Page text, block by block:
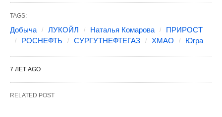
TAGS:
Добыча ЛУКОЙЛ Наталья Комарова
ПРИРОСТ
РОСНЕФТЬ
СУРГУТНЕФТЕГАЗ ХМАО Югра
7 ЛЕТ AGO
RELATED POST